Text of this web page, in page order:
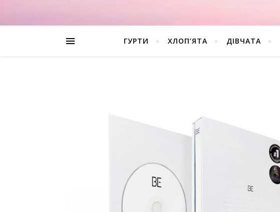
ГУРТИ ХЛОП’ЯТА ДІВЧАТА